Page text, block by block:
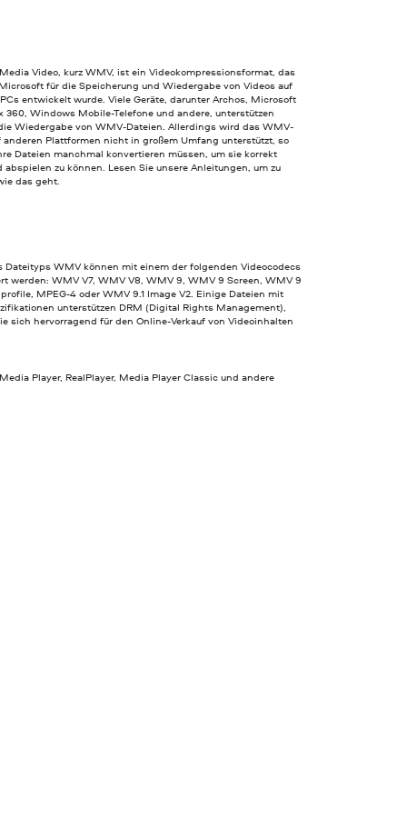
Video, kurz WMV, ist ein Videokompressionsformat, das
für die Speicherung und Wiedergabe von Videos auf
entwickelt wurde. Viele Geräte, darunter Archos, Microsoft
360, Windows Mobile-Telefone und andere, unterstützen
Wiedergabe von WMV-Dateien. Allerdings wird das WMV-
anderen Plattformen nicht in großem Umfang unterstützt, so
Dateien manchmal konvertieren müssen, um sie korrekt
abspielen zu können. Lesen Sie unsere Anleitungen, um zu
das geht.
Dateityps WMV können mit einem der folgenden Videocodecs
werden: WMV V7, WMV V8, WMV 9, WMV 9 Screen, WMV 9
MPEG-4 oder WMV 9.1 Image V2. Einige Dateien mit
unterstützen DRM (Digital Rights Management),
sich hervorragend für den Online-Verkauf von Videoinhalten
Player, RealPlayer, Media Player Classic und andere